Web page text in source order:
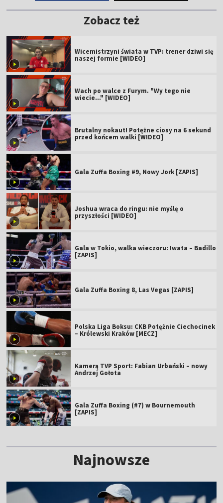
Zobacz też
Wicemistrzyni świata w TVP: trener dziwi się
naszej formie [WIDEO]
Wach po walce z Furym. "Wy tego nie
wiecie..." [WIDEO]
Brutalny nokaut! Potężne ciosy na 6 sekund
przed końcem walki [WIDEO]
Gala Zuffa Boxing #9, Nowy Jork [ZAPIS]
Joshua wraca do ringu: nie myślę o
przyszłości [WIDEO]
Gala w Tokio, walka wieczoru: Iwata – Badillo
[ZAPIS]
Gala Zuffa Boxing 8, Las Vegas [ZAPIS]
Polska Liga Boksu: CKB Potężnie Ciechocinek
– Królewski Kraków [MECZ]
Kamerą TVP Sport: Fabian Urbański – nowy
Andrzej Gołota
Gala Zuffa Boxing (#7) w Bournemouth
[ZAPIS]
Najnowsze